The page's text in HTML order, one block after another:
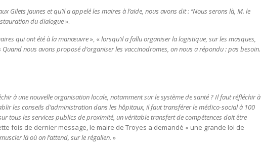
Gilets jaunes et qu’il a appelé les maires à l’aide, nous avons dit : ‘’Nous serons là, M. le
du dialogue».
qui ont été à la manœuvre», « lorsqu’il a fallu organiser la logistique, sur les masques,
Quand nous avons proposé d’organiser les vaccinodromes, on nous a répondu : pas besoin.
à une nouvelle organisation locale, notamment sur le système de santé ? Il faut réfléchir à
les conseils d’administration dans les hôpitaux, il faut transférer le médico-social à 100
tous les services publics de proximité, un véritable transfert de compétences doit être
fois de dernier message, le maire de Troyes a demandé « une grande loi de
là où on l’attend, sur le régalien. »